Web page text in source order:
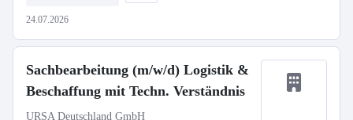
24.07.2026
Sachbearbeitung (m/w/d) Logistik &
Beschaffung mit Techn. Verständnis
URSA Deutschland GmbH